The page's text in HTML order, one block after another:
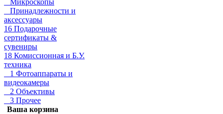
Микроскопы
Принадлежности и
аксессуары
16 Подарочные
сертификаты &
сувениры
18 Комиссионная и Б.У.
техника
1 Фотоаппараты и
видеокамеры
2 Объективы
3 Прочее
Ваша корзина